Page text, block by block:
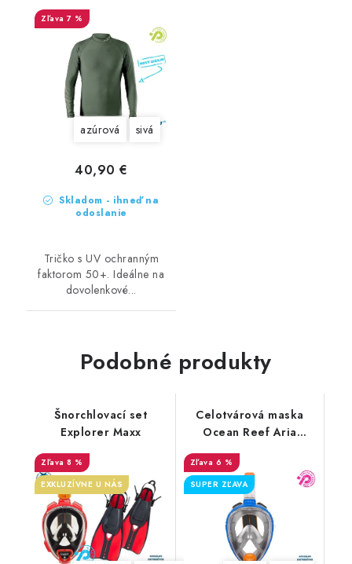
7 %
azúrová sivá
Skladom - ihneď na
odoslanie
40,90 €
Tričko s UV ochranným
faktorom 50+. Ideálne na
dovolenkové...
Podobné produkty
Šnorchlovací set
Explorer Maxx
8 %
EXKLUZÍVNE U NÁS
Celotvárová maska
Ocean Reef Aria
Classic
6 %
SUPER ZĽAVA